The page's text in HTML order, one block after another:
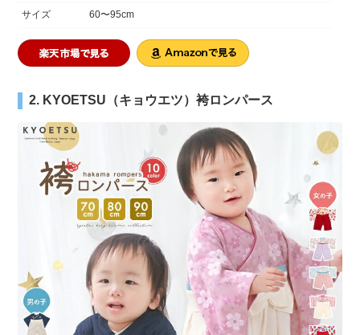
サイズ 60〜95cm
2. KYOETSU（キョウエツ）袴ロンパース